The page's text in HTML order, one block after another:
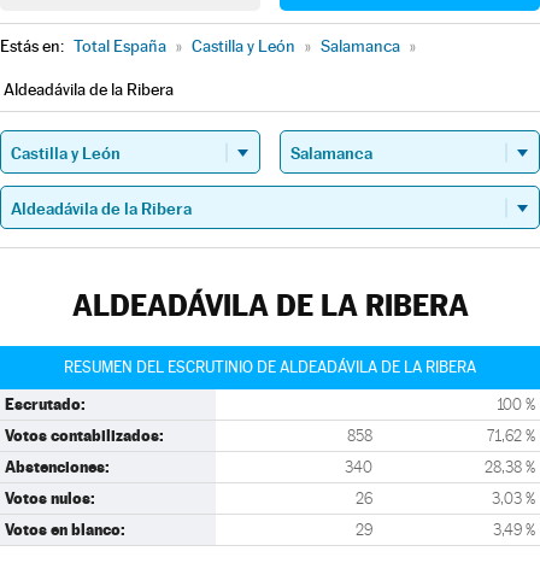
Estás en: Total España » Castilla y León » Salamanca »
Aldeadávila de la Ribera
ALDEADÁVILA DE LA RIBERA
RESUMEN DEL ESCRUTINIO DE ALDEADÁVILA DE LA RIBERA
Escrutado: 100 %
Votos contabilizados: 858 71,62 %
Abstenciones: 340 28,38 %
Votos nulos: 26 3,03 %
Votos en blanco: 29 3,49 %